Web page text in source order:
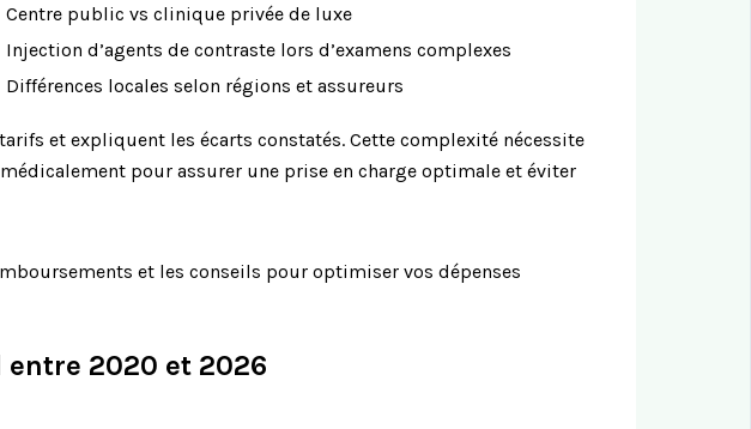
Centre public vs clinique privée de luxe
Injection d’agents de contraste lors d’examens complexes
Différences locales selon régions et assureurs
et expliquent les écarts constatés. Cette complexité nécessite
pour assurer une prise en charge optimale et éviter
2020 et 2026